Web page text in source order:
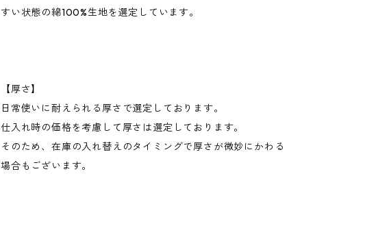
すい状態の綿100%生地を選定しています。
【厚さ】
日常使いに耐えられる厚さで選定しております。
仕入れ時の価格を考慮して厚さは選定しております。
そのため、在庫の入れ替えのタイミングで厚さが微妙にかわる
場合もございます。